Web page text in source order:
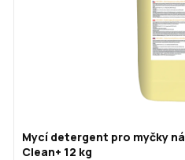
Mycí detergent pro myčky
Clean+ 12 kg